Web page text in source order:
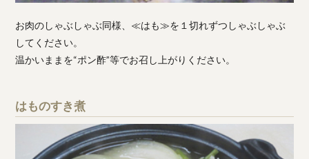
お肉のしゃぶしゃぶ同様、≪はも≫を１切れずつしゃぶしゃぶ
してください。
温かいままを“ポン酢”等でお召し上がりください。
はものすき煮